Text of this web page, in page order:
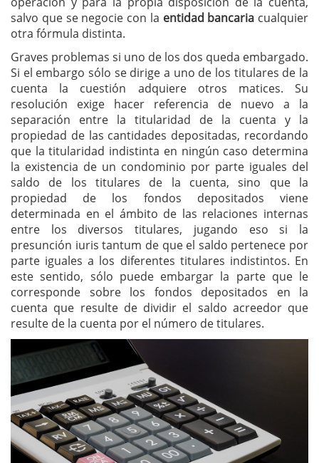
salvo que se negocie con la entidad bancaria cualquier
otra fórmula distinta.
Graves problemas si uno de los dos queda embargado.
Si el embargo sólo se dirige a uno de los titulares de la
cuenta la cuestión adquiere otros matices. Su
resolución exige hacer referencia de nuevo a la
separación entre la titularidad de la cuenta y la
propiedad de las cantidades depositadas, recordando
que la titularidad indistinta en ningún caso determina
la existencia de un condominio por parte iguales del
saldo de los titulares de la cuenta, sino que la
propiedad de los fondos depositados viene
determinada en el ámbito de las relaciones internas
entre los diversos titulares, jugando eso si la
presunción iuris tantum de que el saldo pertenece por
parte iguales a los diferentes titulares indistintos. En
este sentido, sólo puede embargar la parte que le
corresponde sobre los fondos depositados en la
cuenta que resulte de dividir el saldo acreedor que
resulte de la cuenta por el número de titulares.